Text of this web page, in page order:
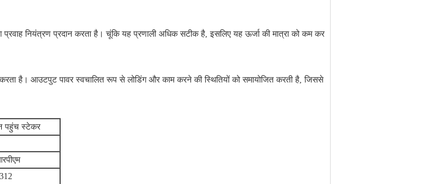
नियंत्रण प्रदान करता है। चूंकि यह प्रणाली अधिक सटीक है, इसलिए यह ऊर्जा की मात्रा को कम कर
है। आउटपुट पावर स्वचालित रूप से लोडिंग और काम करने की स्थितियों को समायोजित करती है, जिससे
पहुंच स्टेकर